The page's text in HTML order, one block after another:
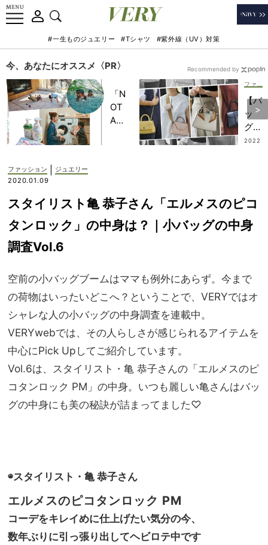
#一生ものジュエリー #Tシャツ #紫外線（UV）対策
今、あなたにオススメ〈PR〉
「N
OT
A
記憶
に一
生残
家族
旅】
【バ
ッ
グ】
は
斜め
が
け」
ちり
すぎ
ょう
い
2022
Recommended by
ファッション
ジュエリー
2020.01.09
スタイリスト亀 恭子さん「エルメスのピコ
タンロック」の中身は？｜小バッグの中身
調査Vol.6
空前の小バッグブームはママも例外にあらず。今まで
の荷物はいったいどこへ？ということで、VERYではオ
シャレな人の小バッグの中身調査を連載中。
VERYwebでは、その人らしさが感じられるアイテムを
中心にPick Upしてご紹介しています。
Vol.6は、スタイリスト・亀 恭子さんの「エルメスのピ
コタンロック PM」の中身。いつも麗しい亀さんはバッ
グの中身にも美の秘訣が詰まってました♡
◉スタイリスト・亀 恭子さん
エルメスのピコタンロック PM
コーデをキレイめに仕上げたい気分の今、
数年ぶりに引っ張り出してヘビロテ中です